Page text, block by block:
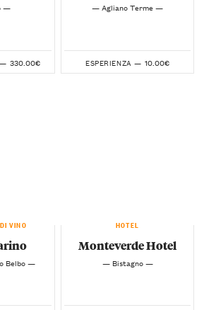
—
— 330.00€
— Agliano Terme —
ESPERIENZA — 10.00€
VINO
Belbo —
HOTEL
Monteverde Hotel
— Bistagno —